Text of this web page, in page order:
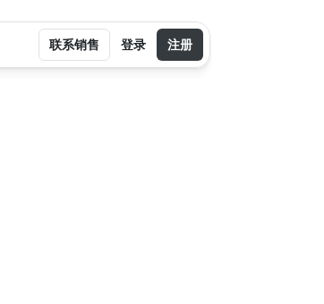
联系销售 登录 注册